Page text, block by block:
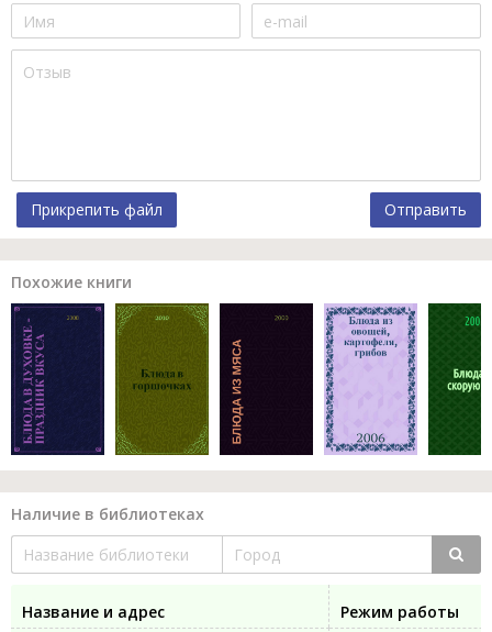
Прикрепить файл Отправить
Похожие книги
Наличие в библиотеках
Название и адрес
Режим работы